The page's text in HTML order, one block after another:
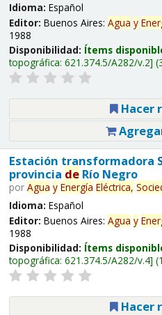
Idioma: Español
Editor: Buenos Aires: Agua y
1988
Disponibilidad: Ítems
topográfica: 621.374.5/A282/v.2
Hacer
Estación transformadora
provincia deRío Negro
por Agua y Energía Eléctrica,
Idioma: Español
Editor: Buenos Aires: Agua y
1988
Disponibilidad: Ítems
topográfica: 621.374.5/A282/v.4
Hacer